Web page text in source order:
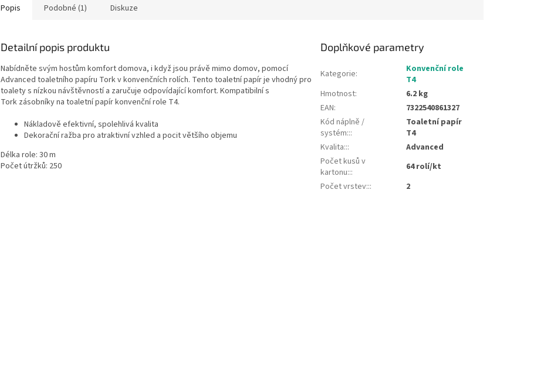
Popis Podobné (1) Diskuze
Detailní popis produktu
Nabídněte svým hostům komfort domova, i když jsou právě mimo domov, pomocí
Advanced toaletního papíru Tork v konvenčních rolích. Tento toaletní papír je vhodný pro
toalety s nízkou návštěvností a zaručuje odpovídající komfort. Kompatibilní s
Tork zásobníky na toaletní papír konvenční role T4.
Nákladově efektivní, spolehlivá kvalita
Dekorační ražba pro atraktivní vzhled a pocit většího objemu
Délka role: 30 m
Počet útržků: 250
Doplňkové parametry
Kategorie:
Konvenční role
T4
Hmotnost:
6.2 kg
EAN:
7322540861327
Kód náplně /
systém:::
Toaletní papír
T4
Kvalita:::
Advanced
Počet kusů v
kartonu:::
64 rolí/kt
Počet vrstev::: 2